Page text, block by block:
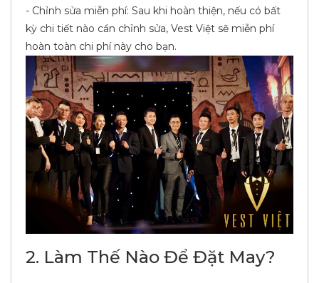
- Chỉnh sửa miễn phí: Sau khi hoàn thiện, nếu có bất
kỳ chi tiết nào cần chỉnh sửa, Vest Việt sẽ miễn phí
hoàn toàn chi phí này cho bạn.
2. Làm Thế Nào Để Đặt May?